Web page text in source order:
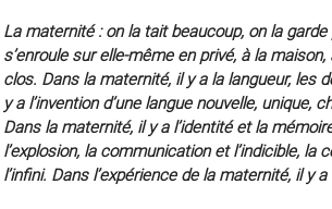
La maternité : on la tait beaucoup, on la
s’enroule sur elle-même en privé, à la
clos. Dans la maternité, il y a la langueur, les
y a l’invention d’une langue nouvelle, unique,
Dans la maternité, il y a l’identité et la
l’explosion, la communication et l’indicible,
l’infini. Dans l’expérience de la maternité, il y